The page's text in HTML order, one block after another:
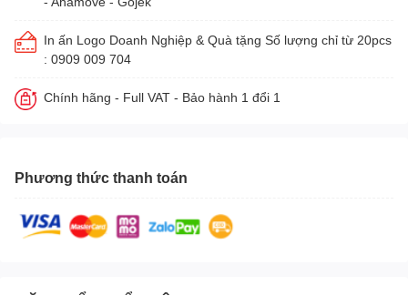
In ấn Logo Doanh Nghiệp & Quà tặng Số lượng chỉ từ 20pcs
: 0909 009 704
Chính hãng - Full VAT - Bảo hành 1 đổi 1
Phương thức thanh toán